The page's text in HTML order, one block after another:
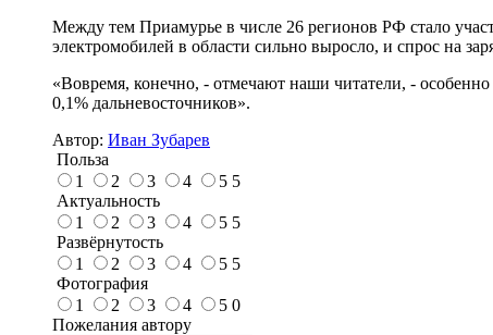
Между тем Приамурье в числе 26 регионов РФ стало
электромобилей в области сильно выросло, и спрос на
«Вовремя, конечно, - отмечают наши читатели, -
0,1% дальневосточников».
Автор: Иван Зубарев
Польза
1
2 3 4 5 5
Актуальность
1
2 3 4 5 5
Развёрнутость
1
2 3 4 5 5
Фотография
1
2 3 4 5 0
Пожелания автору